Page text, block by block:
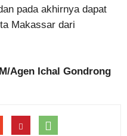
pada akhirnya dapat
Makassar dari
Agen Ichal Gondrong